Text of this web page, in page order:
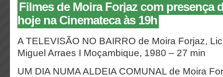
Filmes de Moira Forjaz com presença
hoje na Cinemateca às 19h
A TELEVISÃO NO BAIRRO de Moira Forjaz,
Miguel Arraes I Moçambique, 1980 – 27 min
UM DIA NUMA ALDEIA COMUNAL de Moira